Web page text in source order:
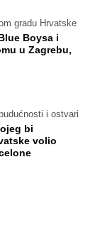
gradu Hrvatske
Boysa i
u Zagrebu,
i ostvari
bi
volio